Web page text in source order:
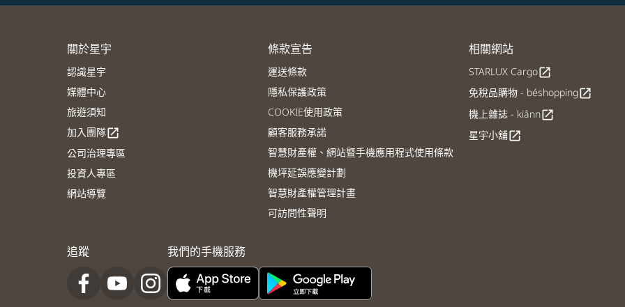
關於星宇
認識星宇
媒體中心
旅遊須知
加入團隊open_in_new
公司治理專區
投資人專區
網站導覽
條款宣告
運送條款
隱私保護政策
COOKIE使用政策
顧客服務承諾
智慧財產權、網站暨手機應用程式使用條款
機坪延誤應變計劃
智慧財產權管理計畫
可訪問性聲明
相關網站
STARLUX Cargoopen_in_new
免稅品購物 - béshoppingopen_in_new
機上雜誌 - kiânnopen_in_new
星宇小舖open_in_new
追蹤 我們的手機服務